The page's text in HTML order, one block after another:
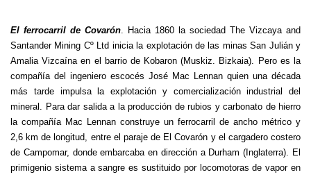
El ferrocarril de Covarón. Hacia 1860 la sociedad The Vizcaya and
Santander Mining Cº Ltd inicia la explotación de las minas San Julián y
Amalia Vizcaína en el barrio de Kobaron (Muskiz. Bizkaia). Pero es la
compañía del ingeniero escocés José Mac Lennan quien una década
más tarde impulsa la explotación y comercialización industrial del
mineral. Para dar salida a la producción de rubios y carbonato de hierro
la compañía Mac Lennan construye un ferrocarril de ancho métrico y
2,6 km de longitud, entre el paraje de El Covarón y el cargadero costero
de Campomar, donde embarcaba en dirección a Durham (Inglaterra). El
primigenio sistema a sangre es sustituido por locomotoras de vapor en